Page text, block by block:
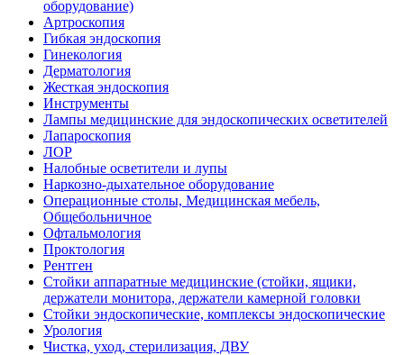
оборудование)
Артроскопия
Гибкая эндоскопия
Гинекология
Дерматология
Жесткая эндоскопия
Инструменты
Лампы медицинские для эндоскопических осветителей
Лапароскопия
ЛОР
Налобные осветители и лупы
Наркозно-дыхательное оборудование
Операционные столы, Медицинская мебель,
Общебольничное
Офтальмология
Проктология
Рентген
Стойки аппаратные медицинские (стойки, ящики,
держатели монитора, держатели камерной головки
Стойки эндоскопические, комплексы эндоскопические
Урология
Чистка, уход, стерилизация, ДВУ